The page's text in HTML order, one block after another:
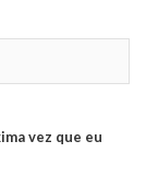
vez que eu